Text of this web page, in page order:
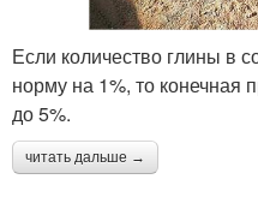
Если количество глины в
норму на 1%, то конечная
до 5%.
читать дальше →